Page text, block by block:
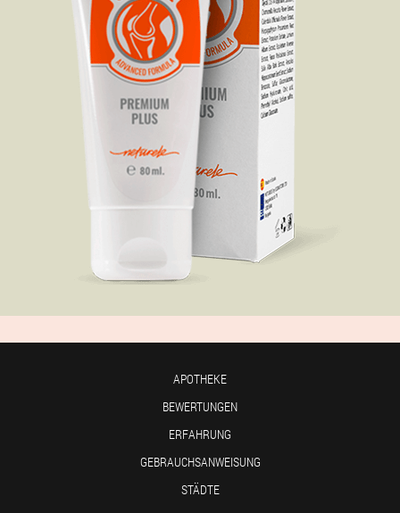
APOTHEKE
BEWERTUNGEN
ERFAHRUNG
GEBRAUCHSANWEISUNG
STÄDTE